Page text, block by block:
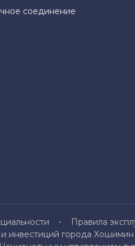
соединение
Правила
города Хошимин